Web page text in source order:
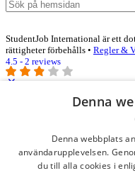
StudentJob International är ett
rättigheter förbehålls • Regler &
4.5 - 2 reviews
Logga in som företag
Lösenord
Denna
Denna webbplats
användarupplevelsen.
du till alla cookies i